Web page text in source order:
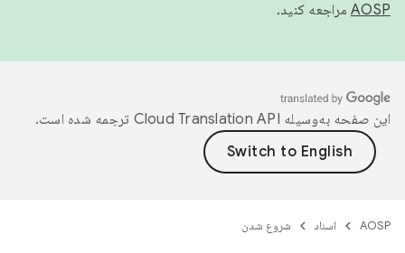
AOSP مراجعه کنید.
این صفحه به‌وسیله ترجمه شده است.
AOSP اسناد شروع شدن